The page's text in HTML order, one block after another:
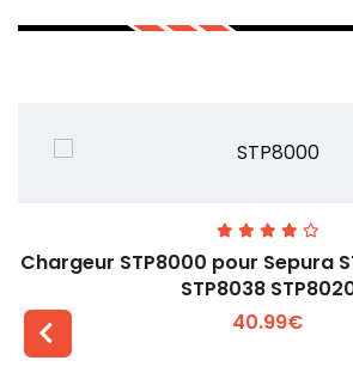
Chargeur STP8000 pour Sepura
STP8038
40.99€